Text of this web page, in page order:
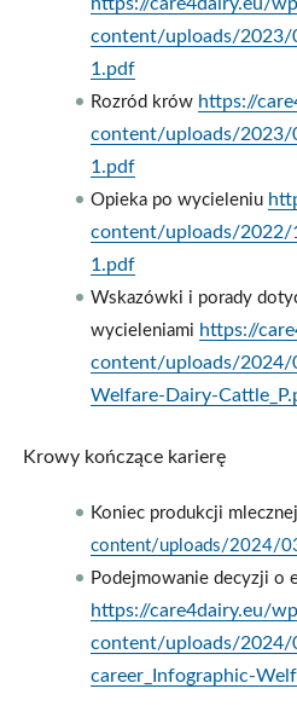
content/uploads/2023/
1.pdf
Rozród krów https://
content/uploads/2023/
1.pdf
Opieka po wycieleniu
content/uploads/2022/
1.pdf
Wskazówki i porady
wycieleniami https://
content/uploads/2024/
Welfare-Dairy-
Krowy kończące karierę
Koniec produkcji mlecznej
content/uploads/2024/
Podejmowanie decyzji o
https://care4dairy.eu/
content/uploads/2024/
career_Infographic-